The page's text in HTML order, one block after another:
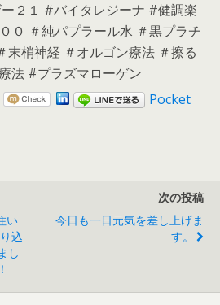
２１ #バイタレジーナ #健調楽
０ ＃純パプラール水 ＃黒プラチ
末梢神経 ＃オルゴン療法 ＃擦る
法 #プラズマローゲン
Pocket
い
込
し
次の投稿
今日も一日元気を差し上げま
す。